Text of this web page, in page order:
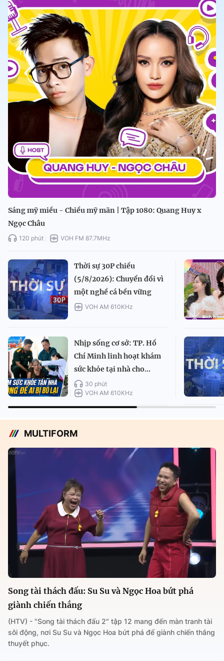
Sáng mỹ miều - Chiều mỹ mãn | Tập 1080: Quang Huy x
Ngọc Châu
120 phút VOH FM 87.7MHz
Thời sự 30P chiều
(5/8/2026): Chuyển đổi vì
một nghề cá bền vững
VOH AM 610KHz
Nhịp sống cơ sở: TP. Hồ
Chí Minh linh hoạt khám
sức khỏe tại nhà cho...
30 phút
VOH AM 610KHz
MULTIFORM
Song tài thách đấu: Su Su và Ngọc Hoa bứt phá
giành chiến thắng
(HTV) - "Song tài thách đấu 2" tập 12 mang đến màn tranh tài
sôi động, nơi Su Su và Ngọc Hoa bứt phá để giành chiến thắng
thuyết phục.